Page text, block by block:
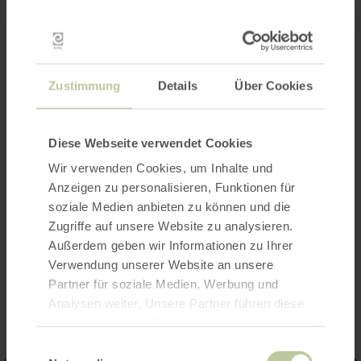
Zustimmung Details Über Cookies
Diese Webseite verwendet Cookies
Wir verwenden Cookies, um Inhalte und
Anzeigen zu personalisieren, Funktionen für
soziale Medien anbieten zu können und die
Zugriffe auf unsere Website zu analysieren.
Außerdem geben wir Informationen zu Ihrer
Verwendung unserer Website an unsere
Partner für soziale Medien, Werbung und
Analysen weiter. Unsere Partner führen diese
Der beliebte Familienflohmarkt auf dem
Brunnenplatz in Gerolstein findet an jedem 1.
Samstag im Monat von 08:00 - 15:00 Uhr statt.
Organisator und Ansprechpartner ist Herr
Der Familienflohmarkt findet bei Extrem-
Wetterlagen (Schnee, Starkregen ...) nicht
statt.
Impressionen